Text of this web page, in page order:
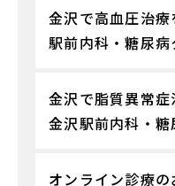
金沢で高血圧治
駅前内科・糖尿病
金沢で脂質異常症
金沢駅前内科・
オンライン診療の